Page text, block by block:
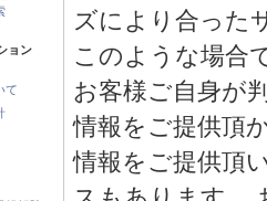
ョン
て
ズにより合った
このような場合
お客様ご自身が
情報をご提供頂
情報をご提供頂